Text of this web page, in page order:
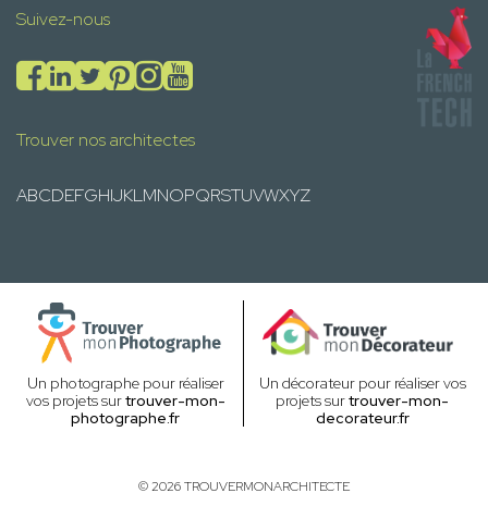
Suivez-nous
Trouver nos architectes
ABCDEFGHIJKLMNOPQRSTUVWXYZ
Un photographe pour réaliser
vos projets surtrouver-mon-
photographe.fr
Un décorateur pour réaliser vos
projets surtrouver-mon-
decorateur.fr
© 2026 TROUVERMONARCHITECTE